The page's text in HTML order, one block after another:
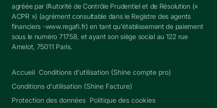
agréée par l’Autorité de Contrôle Prudentiel et de Résolution («
ACPR ») (agrément consultable dans le Registre des agents
financiers -www.regafi.fr) en tant qu'établissement de paiement
sous le numéro 71758 , et ayant son siège social au 122 rue
Amelot, 75011 Paris.
Accueil Conditions d'utilisation (Shine compte pro)
Conditions d'utilisation (Shine Facture)
Protection des données Politique des cookies